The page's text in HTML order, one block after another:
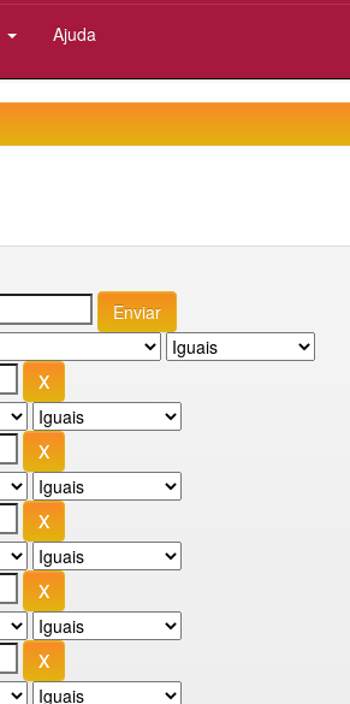
Ajuda